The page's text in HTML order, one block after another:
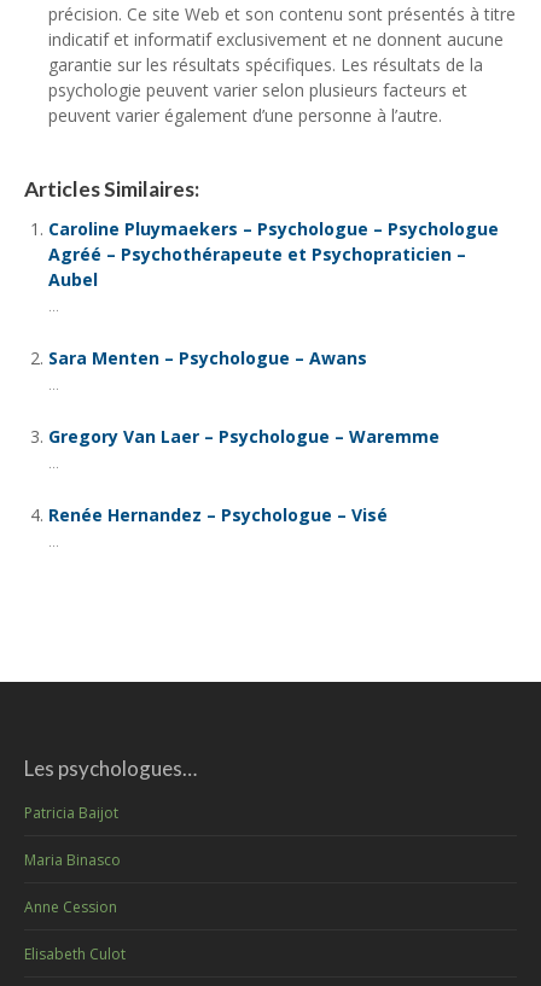
précision. Ce site Web et son contenu sont présentés à titre
indicatif et informatif exclusivement et ne donnent aucune
garantie sur les résultats spécifiques. Les résultats de la
psychologie peuvent varier selon plusieurs facteurs et
peuvent varier également d’une personne à l’autre.
Articles Similaires:
Caroline Pluymaekers – Psychologue – Psychologue
Agréé – Psychothérapeute et Psychopraticien –
Aubel
...
Sara Menten – Psychologue – Awans
...
Gregory Van Laer – Psychologue – Waremme
...
Renée Hernandez – Psychologue – Visé
...
Les psychologues…
Patricia Baijot
Maria Binasco
Anne Cession
Elisabeth Culot